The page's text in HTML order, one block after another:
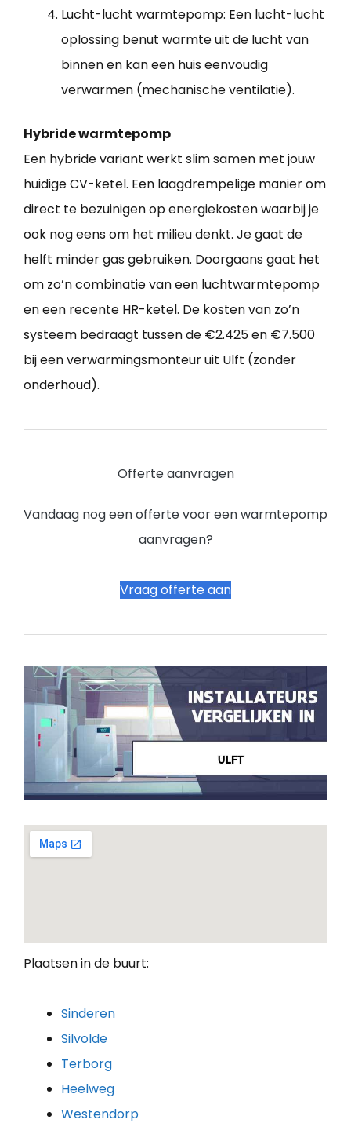
Lucht-lucht warmtepomp: Een lucht-lucht
oplossing benut warmte uit de lucht van
binnen en kan een huis eenvoudig
verwarmen (mechanische ventilatie).
Hybride warmtepomp
Een hybride variant werkt slim samen met jouw
huidige CV-ketel. Een laagdrempelige manier om
direct te bezuinigen op energiekosten waarbij je
ook nog eens om het milieu denkt. Je gaat de
helft minder gas gebruiken. Doorgaans gaat het
om zo’n combinatie van een luchtwarmtepomp
en een recente HR-ketel. De kosten van zo’n
systeem bedraagt tussen de €2.425 en €7.500
bij een verwarmingsmonteur uit Ulft (zonder
onderhoud).
Offerte aanvragen
Vandaag nog een offerte voor een warmtepomp
aanvragen?
Vraag offerte aan
Plaatsen in de buurt:
Sinderen
Silvolde
Terborg
Heelweg
Westendorp